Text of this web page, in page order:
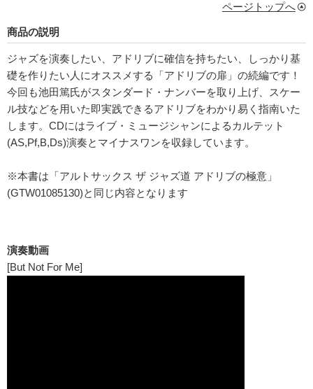
ページトップへ
商品の説明
ジャズを演奏したい、アドリブに確信を持ちたい、しっかり基
礎を作りたい人にオススメする「アドリブの扉」の続編です！
今回も池田篤氏がスタンダード・ナンバーを取り上げ、スケー
ル技などを用いた即実践できるアドリブをわかり易く指南いた
します。CDにはライブ・ミュージシャンによるカルテット
(AS,Pf,B,Ds)演奏とマイナスワンを収録しています。
※本書は「アルトサックス ザ ジャズ道 アドリブの極意」
(GTW01085130)と同じ内容となります
演奏動画
[But Not For Me]